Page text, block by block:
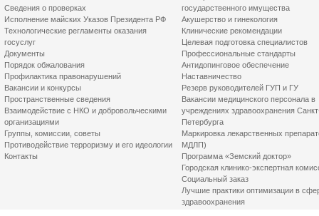
Сведения о проверках
Исполнение майских Указов Президента РФ
Технологические регламенты оказания
госуслуг
Документы
Порядок обжалования
Профилактика правонарушений
Вакансии и конкурсы
Пространственные сведения
Взаимодействие с НКО и добровольческими
организациями
Группы, комиссии, советы
Противодействие терроризму и его идеологии
Контакты
государственного имущества
Акушерство и гинекология
Клинические рекомендации
Целевая подготовка специалистов
Профессиональные стандарты
Антидопинговое обеспечение
Наставничество
Резерв руководителей ГУП и ГУ
Вакансии медицинского персонала в
учреждениях здравоохранения
Петербурга
Маркировка лекарственных
МДЛП)
Программа «Земский доктор»
Городская клинико-экспертная
Социальный заказ
Лучшие практики оптимизации в
здравоохранения